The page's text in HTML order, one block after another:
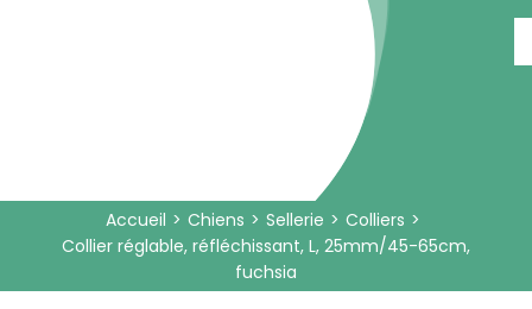
Accueil Chiens Sellerie
Colliers
Collier réglable, réfléchissant, L, 25mm/45-65cm,
fuchsia